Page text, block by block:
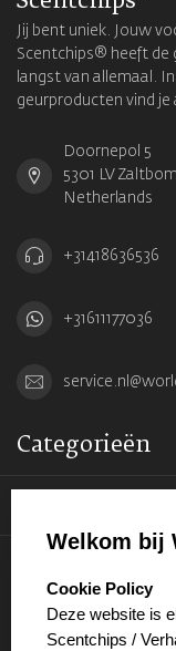
Jij bent uniek. Jouw
Scentchips® heeft de
langst van allemaal.
geurproducten vind je
Doornepol 5
5301 LV
Netherlands
+31418636536
+31611177036
Categorieën
Welkom bij
select language
Cookie Policy
Deze website is
Scentchips /